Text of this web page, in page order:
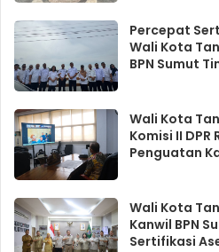
Percepat
Wali Kota
BPN Sumut
Wali Kota
Komisi II
Penguatan
Wali Kota
Kanwil BPN
Sertifikasi